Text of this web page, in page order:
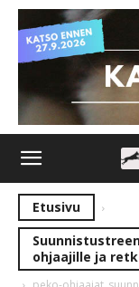
Etusivu
ohjaajille ja